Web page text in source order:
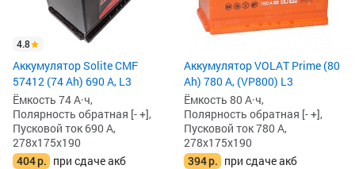
4.8
Аккумулятор Solite CMF
57412 (74 Ah) 690 А, L3
Ёмкость 74 А·ч,
Полярность обратная [- +],
Пусковой ток 690 А,
278x175x190
404р. при сдаче акб
Аккумулятор VOLAT Prime (80
Ah) 780 А, (VP800) L3
Ёмкость 80 А·ч,
Полярность обратная [- +],
Пусковой ток 780 А,
278x175x190
394р. при сдаче акб